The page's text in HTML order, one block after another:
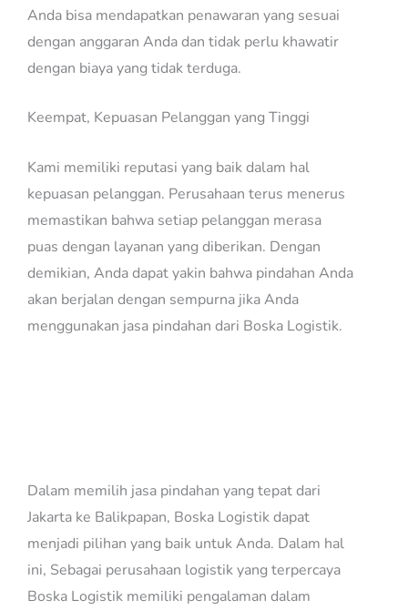
Anda bisa mendapatkan penawaran yang sesuai
dengan anggaran Anda dan tidak perlu khawatir
dengan biaya yang tidak terduga.
Keempat, Kepuasan Pelanggan yang Tinggi
Kami memiliki reputasi yang baik dalam hal
kepuasan pelanggan. Perusahaan terus menerus
memastikan bahwa setiap pelanggan merasa
puas dengan layanan yang diberikan. Dengan
demikian, Anda dapat yakin bahwa pindahan Anda
akan berjalan dengan sempurna jika Anda
menggunakan jasa pindahan dari Boska Logistik.
Dalam memilih jasa pindahan yang tepat dari
Jakarta ke Balikpapan, Boska Logistik dapat
menjadi pilihan yang baik untuk Anda. Dalam hal
ini, Sebagai perusahaan logistik yang terpercaya
Boska Logistik memiliki pengalaman dalam